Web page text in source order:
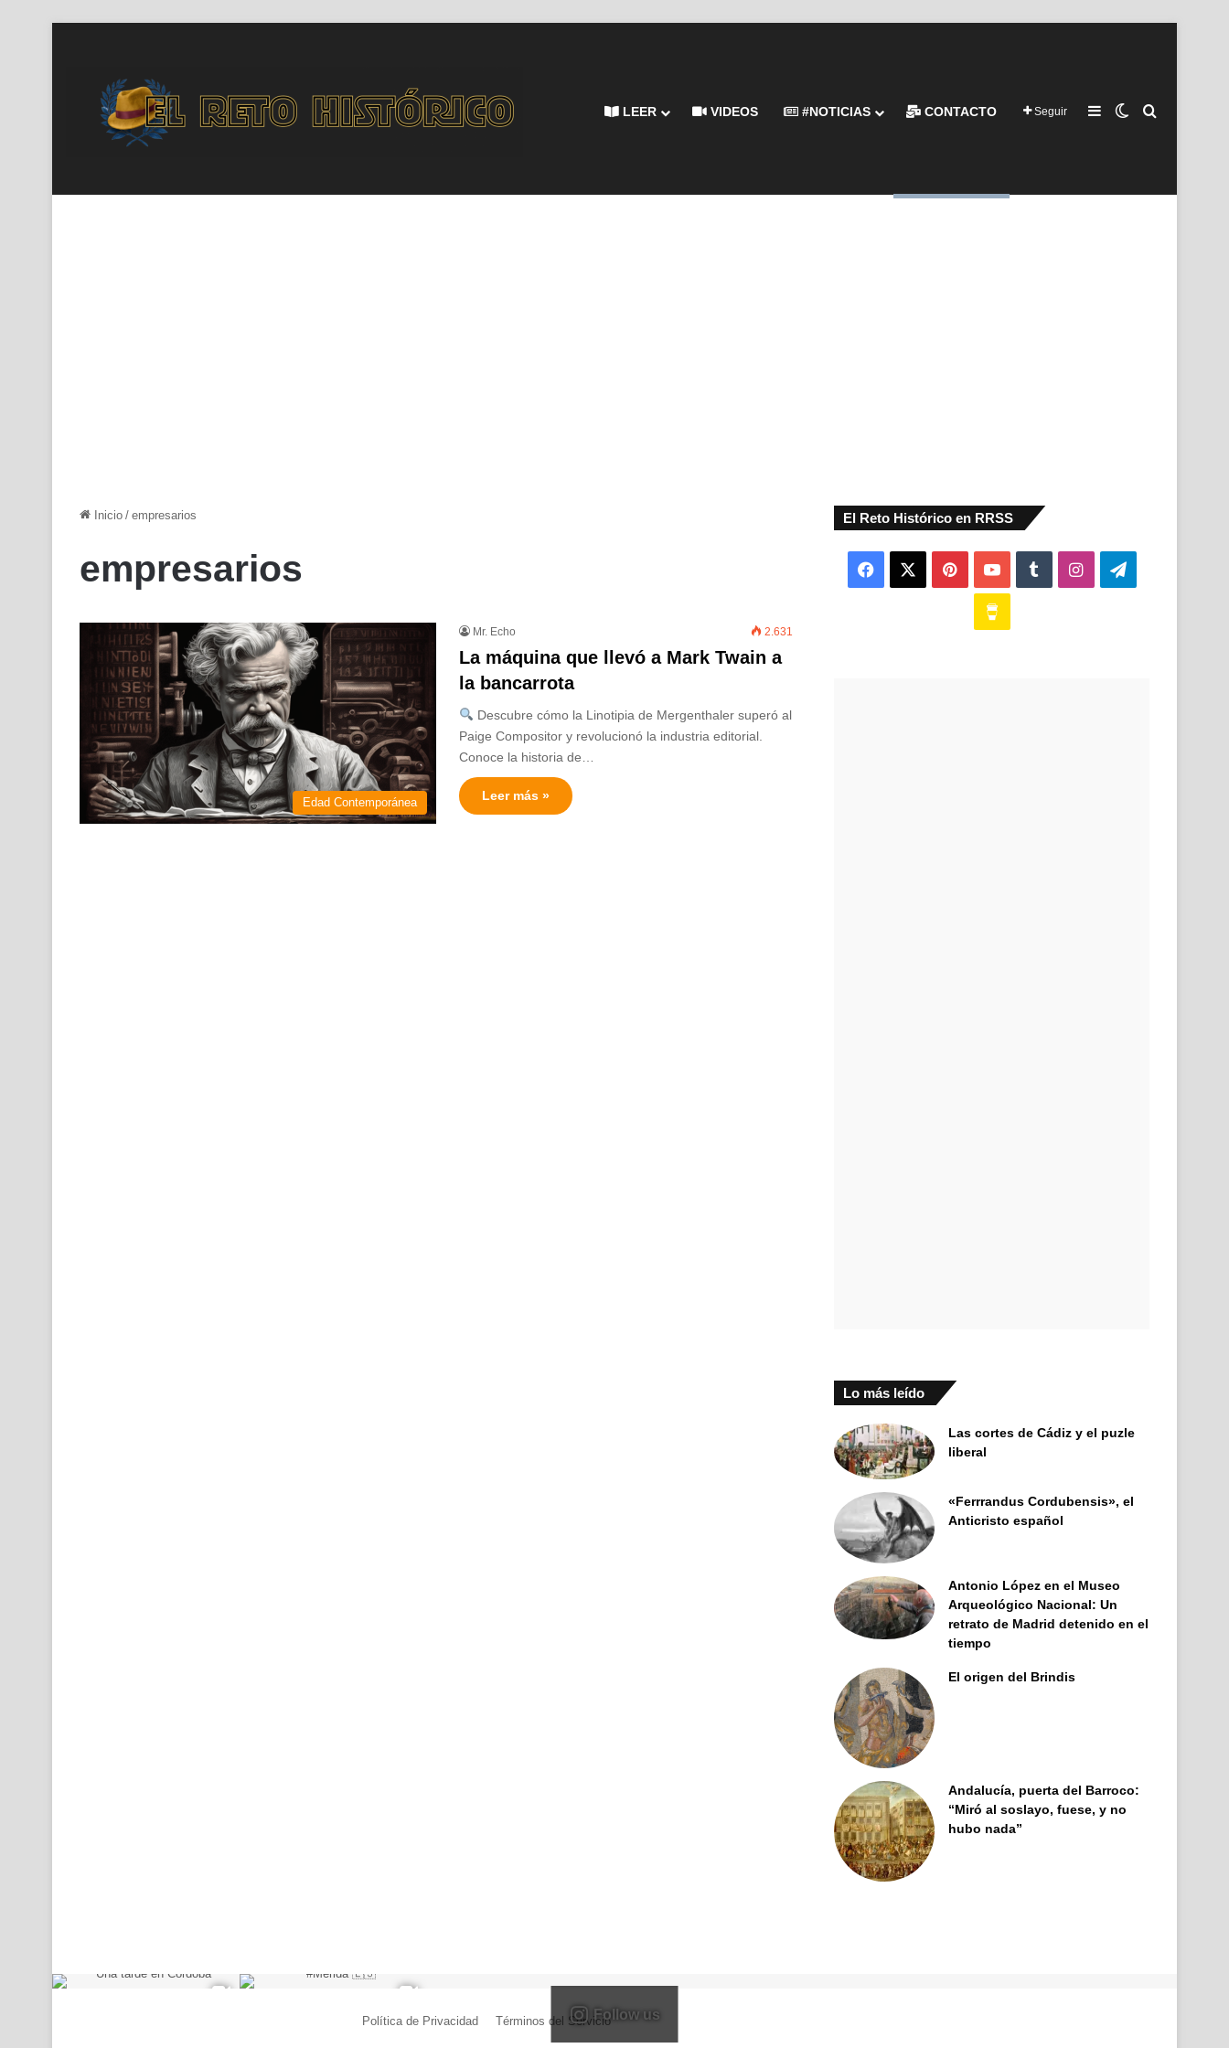
LEER VIDEOS #NOTICIAS CONTACTO Seguir Barra lateral
Switch skin
Inicio / empresarios
empresarios
Edad Contemporánea
Mr. Echo 2.631
La máquina que llevó a Mark Twain a
la bancarrota
Descubre cómo la Linotipia de Mergenthaler superó al
Paige Compositor y revolucionó la industria editorial.
Conoce la historia de…
Leer más »
El Reto Histórico en RRSS
Facebook PinterestYouTubeTumblrInstagramTelegram
Lo más leído
Las cortes de Cádiz y el puzle
liberal
«Ferrrandus Cordubensis», el
Anticristo español
Antonio López en el Museo
Arqueológico Nacional: Un
retrato de Madrid detenido en el
tiempo
El origen del Brindis
Andalucía, puerta del Barroco:
“Miró al soslayo, fuese, y no
hubo nada”
Follow us
Política de Privacidad Términos del Servicio| Creado por Miguel Ángel Ferreiro